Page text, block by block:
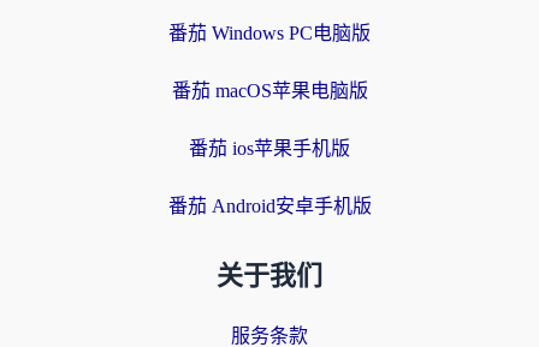
番茄 Windows PC电脑版
番茄 macOS苹果电脑版
番茄 ios苹果手机版
番茄 Android安卓手机版
关于我们
服务条款